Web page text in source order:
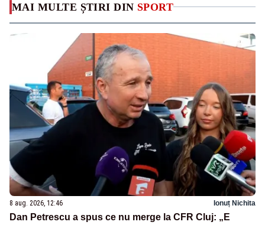
MAI MULTE ȘTIRI DIN SPORT
8 aug. 2026, 12:46 Ionuț Nichita
Dan Petrescu a spus ce nu merge la CFR Cluj: „E